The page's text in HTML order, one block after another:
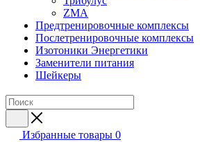
ZMA
Предтренировочные комплексы
Послетренировочные комплексы
Изотоники Энергетики
Заменители питания
Шейкеры
Избранные товары 0